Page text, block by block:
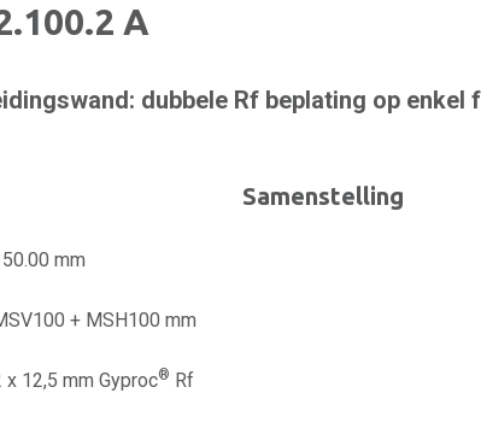
A
dubbele Rf beplating op enkel
Samenstelling
mm
+ MSH100 mm
x 12,5 mm Gyproc® Rf